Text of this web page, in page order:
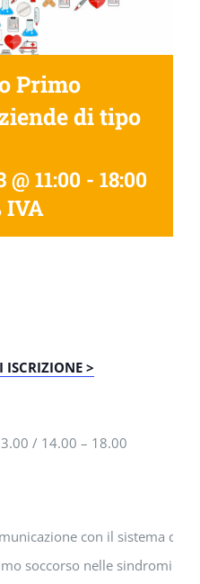
Primo
di tipo
11:00 - 18:00
IVA
ISCRIZIONE >
/ 14.00 – 18.00
con il sistema di
soccorso nelle sindromi